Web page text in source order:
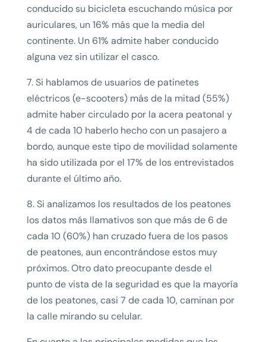
conducido su bicicleta escuchando música por
auriculares, un 16% más que la media del
continente. Un 61% admite haber conducido
alguna vez sin utilizar el casco.
7. Si hablamos de usuarios de patinetes
eléctricos (e-scooters) más de la mitad (55%)
admite haber circulado por la acera peatonal y
4 de cada 10 haberlo hecho con un pasajero a
bordo, aunque este tipo de movilidad solamente
ha sido utilizada por el 17% de los entrevistados
durante el último año.
8. Si analizamos los resultados de los peatones
los datos más llamativos son que más de 6 de
cada 10 (60%) han cruzado fuera de los pasos
de peatones, aun encontrándose estos muy
próximos. Otro dato preocupante desde el
punto de vista de la seguridad es que la mayoría
de los peatones, casi 7 de cada 10, caminan por
la calle mirando su celular.